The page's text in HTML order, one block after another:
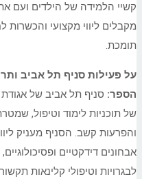
קשיי הלמידה של הילדים ועם
מקבלים ליווי מקצועי והכשרות
תומכת.
על פעילות סניף תל אביב
הספר: סניף תל אביב של אגודת
של תוכניות לימוד וטיפול,
והפרעות קשב. הסניף מעניק
אבחונים דידקטיים
לבגרויות וטיפולי קלינאות